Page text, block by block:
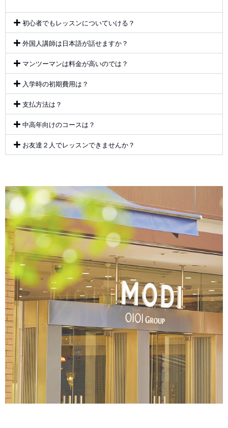
初心者でもレッスンについていける？
外国人講師は日本語が話せますか？
マンツーマンは料金が高いのでは？
入学時の初期費用は？
支払方法は？
中高年向けのコースは？
お友達２人でレッスンできませんか？